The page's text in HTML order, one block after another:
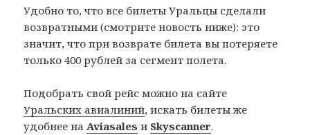
Удобно то, что все билеты Уральцы сделали
возвратными (смотрите новость ниже): это
значит, что при возврате билета вы потеряете
только 400 рублей за сегмент полета.
Подобрать свой рейс можно на сайте
Уральских авиалиний, искать билеты же
удобнее наAviasales и Skyscanner.